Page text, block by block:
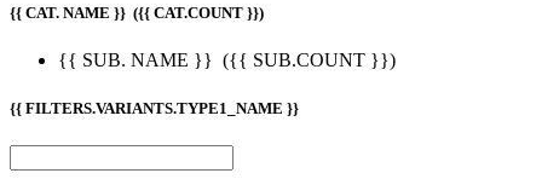
{{ CAT. NAME }} ({{ CAT.COUNT }})
{{ SUB. NAME }} ({{ SUB.COUNT }})
{{ FILTERS.VARIANTS.TYPE1_NAME }}